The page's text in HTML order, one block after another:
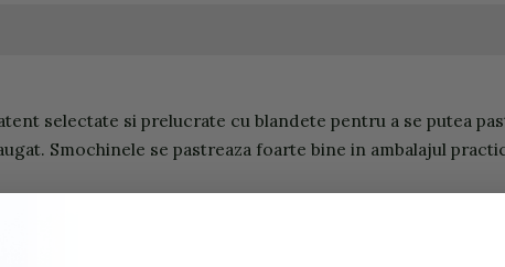
selectate si prelucrate cu blandete pentru a se putea
Smochinele se pastreaza foarte bine in ambalajul